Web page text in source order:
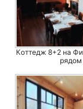
Коттедж 8+2 на
рядом